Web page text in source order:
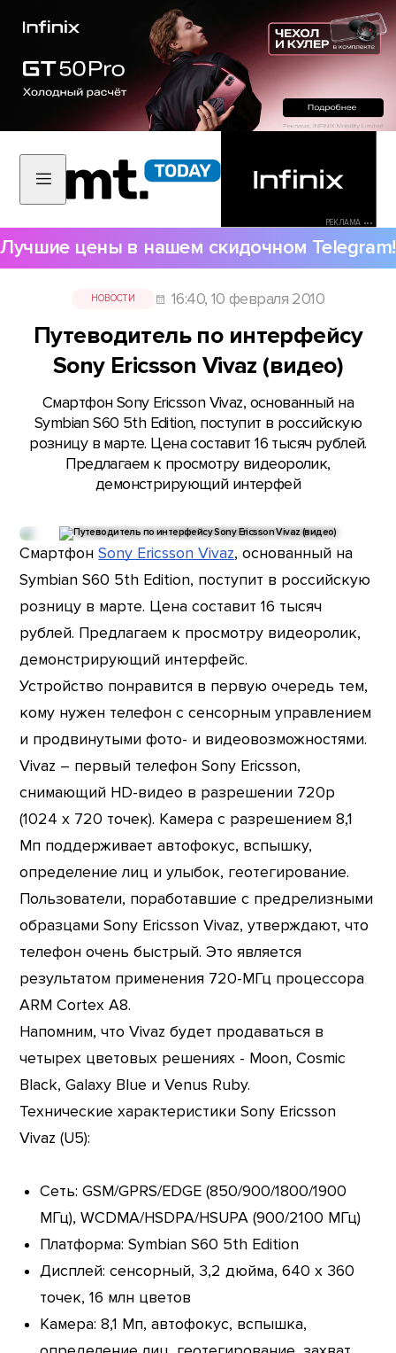
РЕКЛАМА •••
Лучшие цены в нашем скидочном Telegram!
НОВОСТИ 16:40, 10 февраля 2010
Путеводитель по интерфейсу
Sony Ericsson Vivaz (видео)
Смартфон Sony Ericsson Vivaz, основанный на
Symbian S60 5th Edition, поступит в российскую
розницу в марте. Цена составит 16 тысяч рублей.
Предлагаем к просмотру видеоролик,
демонстрирующий интерфей
СмартфонSony Ericsson Vivaz, основанный на
Symbian S60 5th Edition, поступит в российскую
розницу в марте. Цена составит 16 тысяч
рублей. Предлагаем к просмотру видеоролик,
демонстрирующий интерфейс.
Устройство понравится в первую очередь тем,
кому нужен телефон с сенсорным управлением
и продвинутыми фото- и видеовозможностями.
Vivaz – первый телефон Sony Ericsson,
снимающий HD-видео в разрешении 720p
(1024 x 720 точек). Камера с разрешением 8,1
Мп поддерживает автофокус, вспышку,
определение лиц и улыбок, геотегирование.
Пользователи, поработавшие с предрелизными
образцами Sony Ericsson Vivaz, утверждают, что
телефон очень быстрый. Это является
результатом применения 720-МГц процессора
ARM Cortex A8.
Напомним, что Vivaz будет продаваться в
четырех цветовых решениях - Moon, Cosmic
Black, Galaxy Blue и Venus Ruby.
Технические характеристики Sony Ericsson
Vivaz (U5):
Сеть: GSM/GPRS/EDGE (850/900/1800/1900
МГц), WCDMA/HSDPA/HSUPA (900/2100 МГц)
Платформа: Symbian S60 5th Edition
Дисплей: сенсорный, 3,2 дюйма, 640 х 360
точек, 16 млн цветов
Камера: 8,1 Мп, автофокус, вспышка,